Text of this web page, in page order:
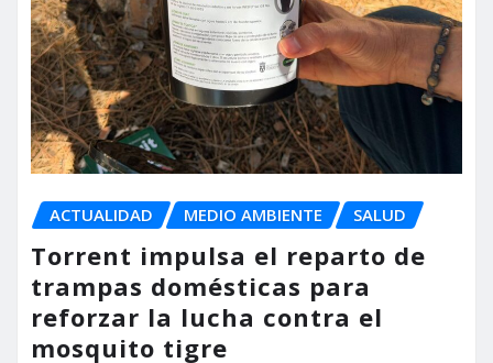
ACTUALIDAD MEDIO AMBIENTE SALUD
Torrent impulsa el reparto de
trampas domésticas para
reforzar la lucha contra el
mosquito tigre